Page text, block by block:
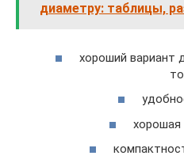
диаметру: таблицы,
хороший вариант
хорошая